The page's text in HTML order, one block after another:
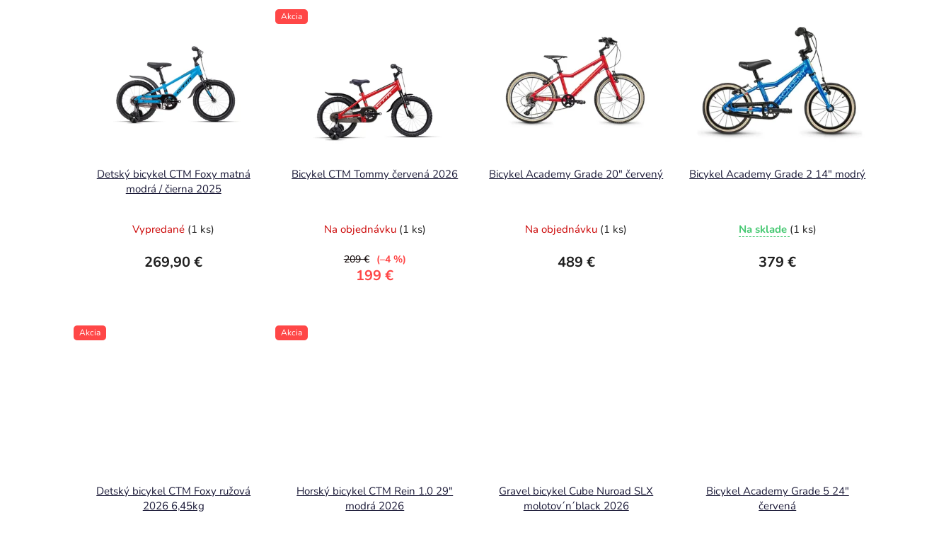
Detský bicykel CTM Foxy matná
modrá / čierna 2025
Vypredané (1 ks)
269,90 €
Akcia
Bicykel CTM Tommy červená 2026
Na objednávku (1 ks)
199 €
209 € (–4 %)
Bicykel Academy Grade 20" červený
Na objednávku (1 ks)
489 €
Bicykel Academy Grade 2 14" modrý
Na sklade (1 ks)
379 €
Akcia
Detský bicykel CTM Foxy ružová
2026 6,45kg
Akcia
Horský bicykel CTM Rein 1.0 29"
modrá 2026
Gravel bicykel Cube Nuroad SLX
molotov´n´black 2026
Bicykel Academy Grade 5 24"
červená